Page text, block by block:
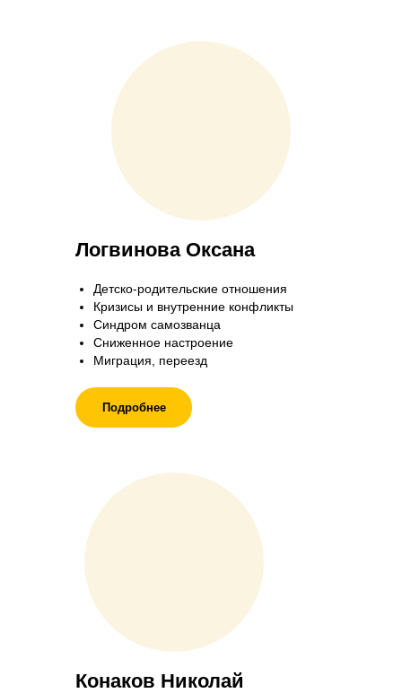
Конаков Николай
Подробнее
Логвинова Оксана
Детско-родительские отношения
Кризисы и внутренние конфликты
Синдром самозванца
Сниженное настроение
Миграция, переезд